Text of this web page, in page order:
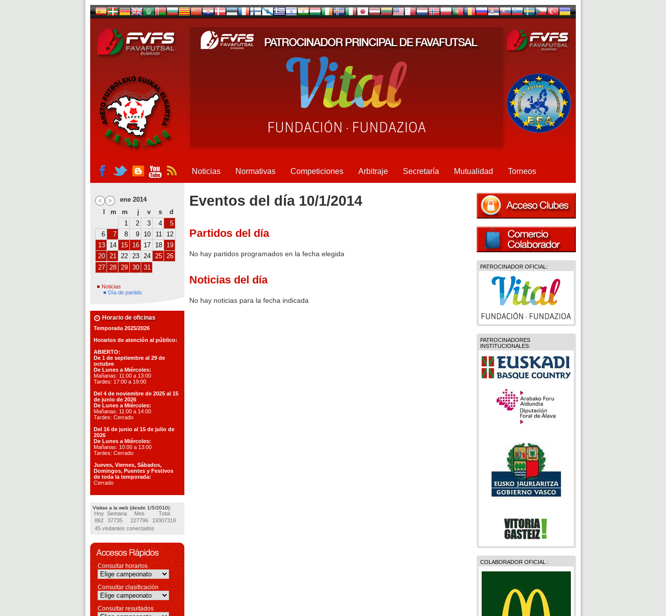
Noticias Normativas Competiciones Arbitraje Secretaría Mutualidad Torneos
ene 2014
m m j v s
d
1
2 3 4
5
6
7 8 9 10 11
12
13
14 15 16 17 18
19
20 21 22 23 24 25 26
27 28 29 30 31
Noticias
Día de partido
Horario de oficinas
Temporada 2025/2026
Horarios de atención al público:
ABIERTO:
De 1 de septiembre al 29 de
octubre
De Lunes a Miércoles:
Mañanas: 11:00 a 13:00
Tardes: 17:00 a 19:00
Del 4 de noviembre de 2025 al 15
de junio de 2026
De Lunes a Miércoles:
Mañanas: 11:00 a 14:00
Tardes: Cerrado
Del 16 de junio al 15 de julio de
2026
De Lunes a Miércoles:
Mañanas: 10:00 a 13:00
Tardes: Cerrado
Jueves, Viernes, Sábados,
Domingos, Puentes y Festivos
de toda la temporada:
Cerrado
Visitas a la web (desde 1/5/2010):
Hoy Semana Mes
Total
862
37735 227796
19307319
45 visitantes conectados
Consultar horarios
Consultar clasificación
Consultar resultados
PATROCINADOR OFICIAL:
PATROCINADORES
INSTITUCIONALES:
COLABORADOR OFICIAL :
Eventos del día 10/1/2014
Partidos del día
No hay partidos programados en la fecha elegida
Noticias del día
No hay noticias para la fecha indicada